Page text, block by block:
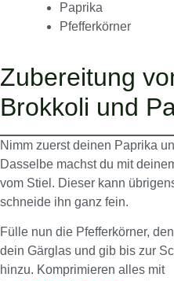
Paprika
Pfefferkörner
Zubereitung
Brokkoli und
Nimm zuerst deinen Paprika
Dasselbe machst du mit
vom Stiel. Dieser kann
schneide ihn ganz fein.
Fülle nun die Pfefferkörner,
dein Gärglas und gib bis zur
hinzu. Komprimieren alles mit